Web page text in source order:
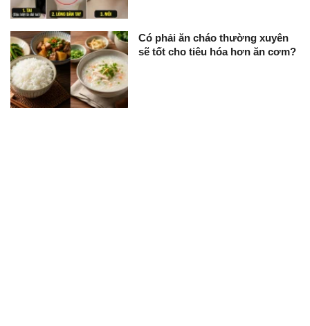
Có phải ăn cháo thường xuyên
sẽ tốt cho tiêu hóa hơn ăn cơm?